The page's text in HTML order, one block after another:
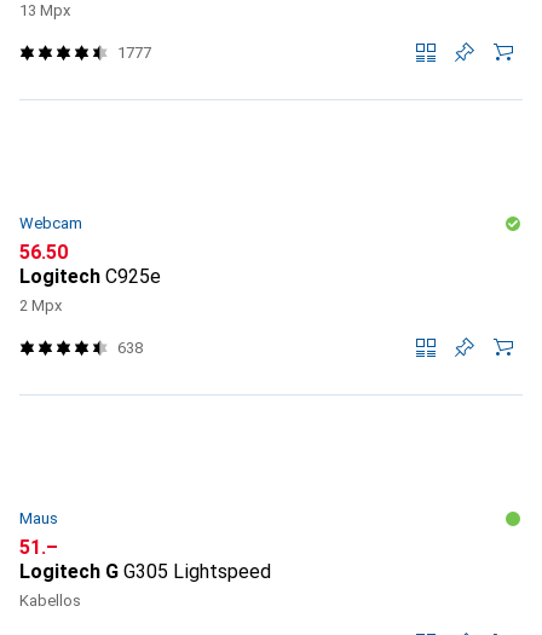
13 Mpx
1777
Webcam
CHF
56.50
Logitech C925e
2 Mpx
638
Maus
CHF
51.–
Logitech G G305 Lightspeed
Kabellos